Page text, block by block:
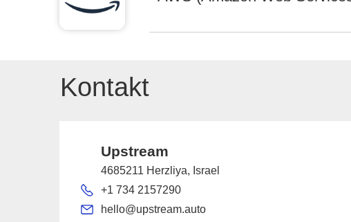
Kontakt
Upstream
4685211 Herzliya, Israel
+1 734 2157290
hello@upstream.auto